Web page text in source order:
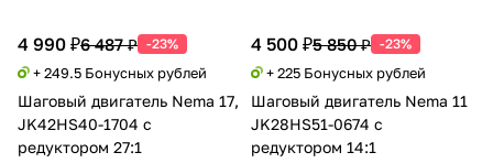
4 990 ₽6 487 ₽ -23%
+ 249.5 Бонусных рублей
Шаговый двигатель Nema 17,
JK42HS40-1704 с
редуктором 27:1
4 500 ₽5 850 ₽ -23%
+ 225 Бонусных рублей
Шаговый двигатель Nema 11
JK28HS51-0674 с
редуктором 14:1